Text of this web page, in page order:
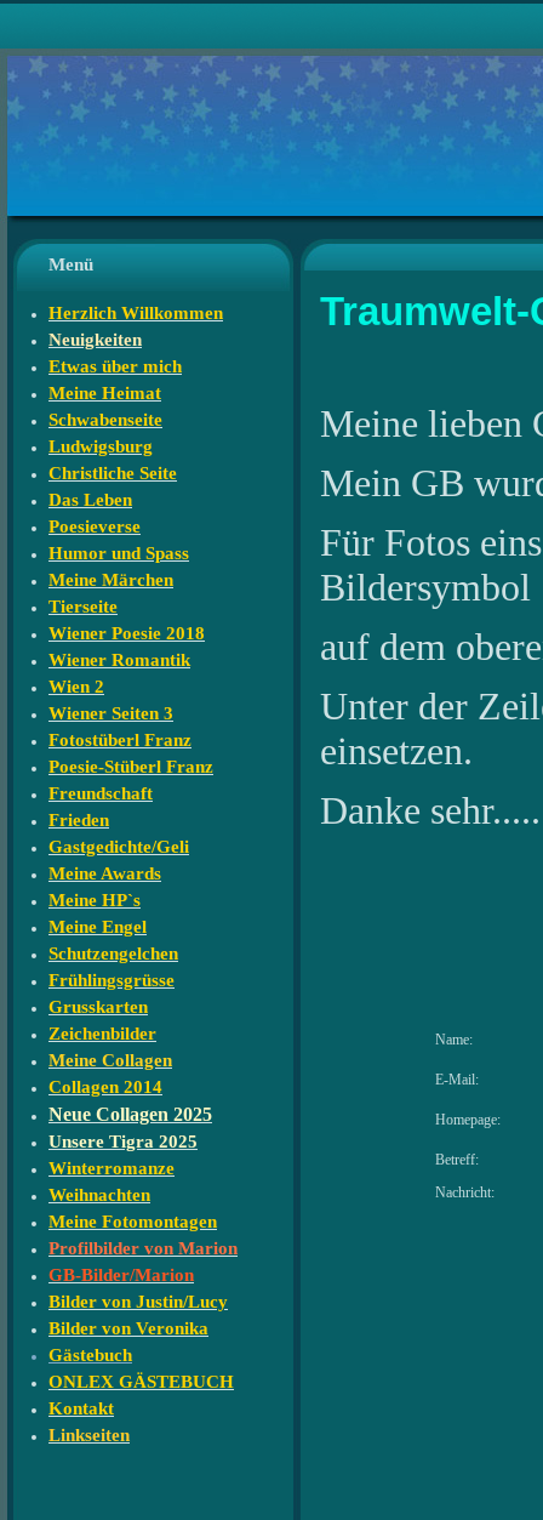
Menü
Herzlich Willkommen
Neuigkeiten
Etwas über mich
Meine Heimat
Schwabenseite
Ludwigsburg
Christliche Seite
Das Leben
Poesieverse
Humor und Spass
Meine Märchen
Tierseite
Wiener Poesie 2018
Wiener Romantik
Wien 2
Wiener Seiten 3
Fotostüberl Franz
Poesie-Stüberl Franz
Freundschaft
Frieden
Gastgedichte/Geli
Meine Awards
Meine HP`s
Meine Engel
Schutzengelchen
Frühlingsgrüsse
Grusskarten
Zeichenbilder
Meine Collagen
Collagen 2014
Neue Collagen 2025
Unsere Tigra 2025
Winterromanze
Weihnachten
Meine Fotomontagen
Profilbilder von Marion
GB-Bilder/Marion
Bilder von Justin/Lucy
Bilder von Veronika
Gästebuch
ONLEX GÄSTEBUCH
Kontakt
Linkseiten
Meine lieben
Mein GB
Für Fotos
Bildersymbol
auf dem
Unter der
einsetzen.
Danke
Name:
E-Mail:
Homepage:
Betreff:
Nachricht: